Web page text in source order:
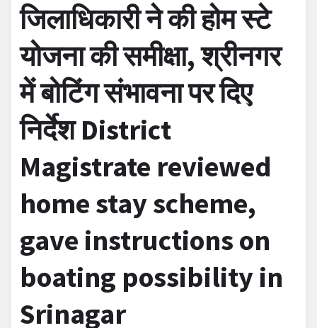
जिलाधिकारी ने की होम स्टे
योजना की समीक्षा, श्रीनगर
में बोटिंग संभावना पर दिए
निर्देश District
Magistrate reviewed
home stay scheme,
gave instructions on
boating possibility in
Srinagar